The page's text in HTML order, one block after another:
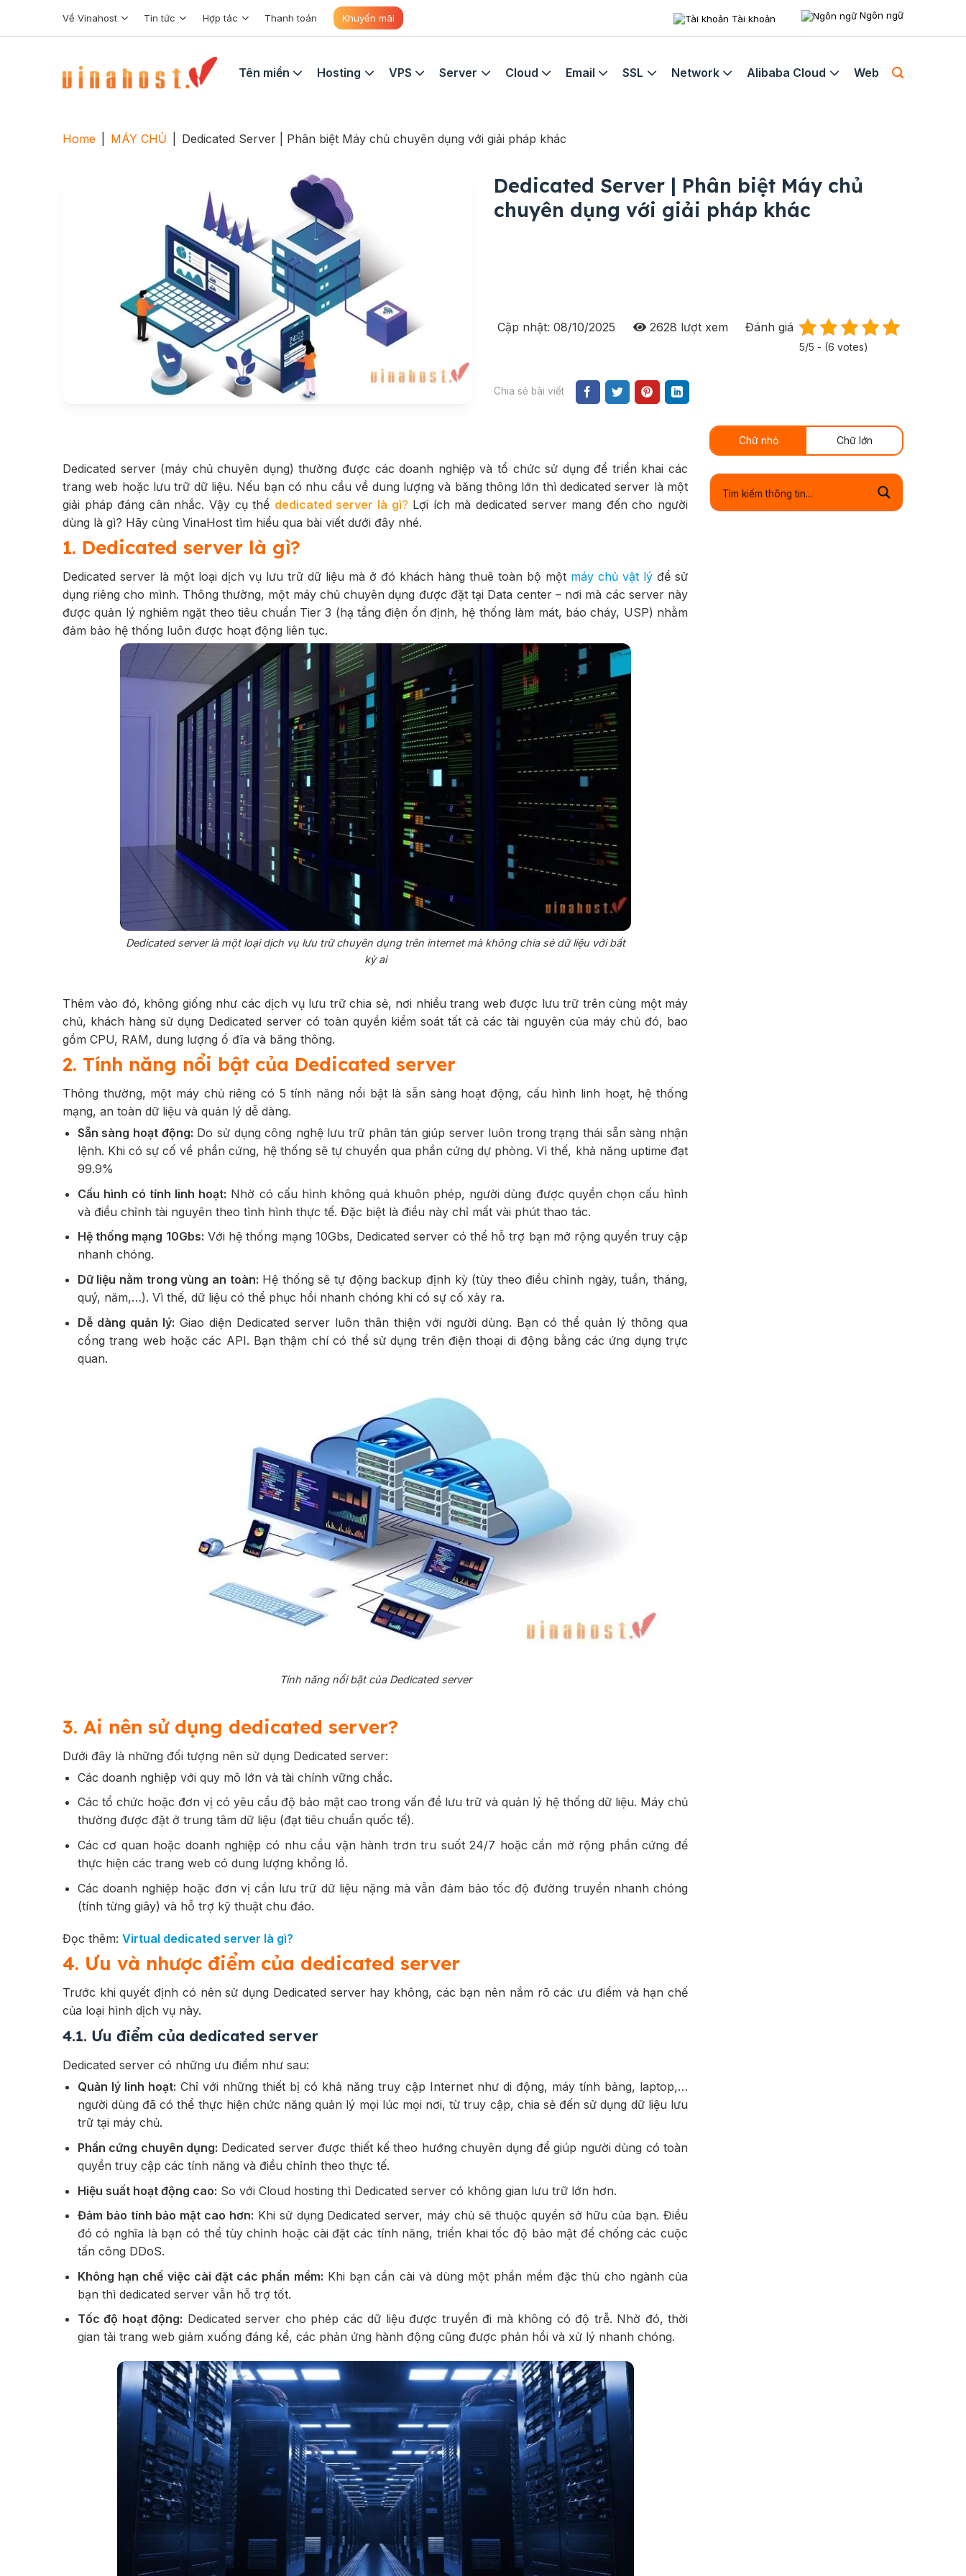
Về Vinahost Tin tức Hợp tác Thanh toán Khuyến mãi Tài khoản Ngôn ngữ
Tên miền Hosting VPS Server Cloud Email SSL Network Alibaba Cloud Web
Home MÁY CHỦ Dedicated Server | Phân biệt Máy chủ chuyên dụng với giải pháp khác
Dedicated Server | Phân biệt Máy chủ
chuyên dụng với giải pháp khác
Cập nhật: 08/10/2025 2628 lượt xem Đánh giá
5/5 - (6 votes)
Chia sẻ bài viết
Dedicated server (máy chủ chuyên dụng) thường được các doanh nghiệp và tổ chức sử dụng để triển khai các
trang web hoặc lưu trữ dữ liệu. Nếu bạn có nhu cầu về dung lượng và băng thông lớn thì dedicated server là một
giải pháp đáng cân nhắc. Vậy cụ thể dedicated server là gì? Lợi ích mà dedicated server mang đến cho người
dùng là gì? Hãy cùng VinaHost tìm hiểu qua bài viết dưới đây nhé.
1. Dedicated server là gì?
Dedicated server là một loại dịch vụ lưu trữ dữ liệu mà ở đó khách hàng thuê toàn bộ một máy chủ vật lý để sử
dụng riêng cho mình. Thông thường, một máy chủ chuyên dụng được đặt tại Data center – nơi mà các server này
được quản lý nghiêm ngặt theo tiêu chuẩn Tier 3 (hạ tầng điện ổn định, hệ thống làm mát, báo cháy, USP) nhằm
đảm bảo hệ thống luôn được hoạt động liên tục.
Dedicated server là một loại dịch vụ lưu trữ chuyên dụng trên internet mà không chia sẻ dữ liệu với bất
kỳ ai
Thêm vào đó, không giống như các dịch vụ lưu trữ chia sẻ, nơi nhiều trang web được lưu trữ trên cùng một máy
chủ, khách hàng sử dụng Dedicated server có toàn quyền kiểm soát tất cả các tài nguyên của máy chủ đó, bao
gồm CPU, RAM, dung lượng ổ đĩa và băng thông.
2. Tính năng nổi bật của Dedicated server
Thông thường, một máy chủ riêng có 5 tính năng nổi bật là sẵn sàng hoạt động, cấu hình linh hoạt, hệ thống
mạng, an toàn dữ liệu và quản lý dễ dàng.
Sẵn sàng hoạt động: Do sử dụng công nghệ lưu trữ phân tán giúp server luôn trong trạng thái sẵn sàng nhận
lệnh. Khi có sự cố về phần cứng, hệ thống sẽ tự chuyển qua phần cứng dự phòng. Vì thế, khả năng uptime đạt
99.9%
Cấu hình có tính linh hoạt: Nhờ có cấu hình không quá khuôn phép, người dùng được quyền chọn cấu hình
và điều chỉnh tài nguyên theo tình hình thực tế. Đặc biệt là điều này chỉ mất vài phút thao tác.
Hệ thống mạng 10Gbs: Với hệ thống mạng 10Gbs, Dedicated server có thể hỗ trợ bạn mở rộng quyền truy cập
nhanh chóng.
Dữ liệu nằm trong vùng an toàn: Hệ thống sẽ tự động backup định kỳ (tùy theo điều chỉnh ngày, tuần, tháng,
quý, năm,…). Vì thế, dữ liệu có thể phục hồi nhanh chóng khi có sự cố xảy ra.
Dễ dàng quản lý: Giao diện Dedicated server luôn thân thiện với người dùng. Bạn có thể quản lý thông qua
cổng trang web hoặc các API. Bạn thậm chí có thể sử dụng trên điện thoại di động bằng các ứng dụng trực
quan.
Tính năng nổi bật của Dedicated server
3. Ai nên sử dụng dedicated server?
Dưới đây là những đối tượng nên sử dụng Dedicated server:
Các doanh nghiệp với quy mô lớn và tài chính vững chắc.
Các tổ chức hoặc đơn vị có yêu cầu độ bảo mật cao trong vấn đề lưu trữ và quản lý hệ thống dữ liệu. Máy chủ
thường được đặt ở trung tâm dữ liệu (đạt tiêu chuẩn quốc tế).
Các cơ quan hoặc doanh nghiệp có nhu cầu vận hành trơn tru suốt 24/7 hoặc cần mở rộng phần cứng để
thực hiện các trang web có dung lượng khổng lồ.
Các doanh nghiệp hoặc đơn vị cần lưu trữ dữ liệu nặng mà vẫn đảm bảo tốc độ đường truyền nhanh chóng
(tính từng giây) và hỗ trợ kỹ thuật chu đáo.
Đọc thêm: Virtual dedicated server là gì?
4. Ưu và nhược điểm của dedicated server
Trước khi quyết định có nên sử dụng Dedicated server hay không, các bạn nên nắm rõ các ưu điểm và hạn chế
của loại hình dịch vụ này.
4.1. Ưu điểm của dedicated server
Dedicated server có những ưu điểm như sau:
Quản lý linh hoạt: Chỉ với những thiết bị có khả năng truy cập Internet như di động, máy tính bảng, laptop,…
người dùng đã có thể thực hiện chức năng quản lý mọi lúc mọi nơi, từ truy cập, chia sẻ đến sử dụng dữ liệu lưu
trữ tại máy chủ.
Phần cứng chuyên dụng: Dedicated server được thiết kế theo hướng chuyên dụng để giúp người dùng có toàn
quyền truy cập các tính năng và điều chỉnh theo thực tế.
Hiệu suất hoạt động cao: So với Cloud hosting thì Dedicated server có không gian lưu trữ lớn hơn.
Đảm bảo tính bảo mật cao hơn: Khi sử dụng Dedicated server, máy chủ sẽ thuộc quyền sở hữu của bạn. Điều
đó có nghĩa là bạn có thể tùy chỉnh hoặc cài đặt các tính năng, triển khai tốc độ bảo mật để chống các cuộc
tấn công DDoS.
Không hạn chế việc cài đặt các phần mềm: Khi bạn cần cài và dùng một phần mềm đặc thù cho ngành của
bạn thì dedicated server vẫn hỗ trợ tốt.
Tốc độ hoạt động: Dedicated server cho phép các dữ liệu được truyền đi mà không có độ trễ. Nhờ đó, thời
gian tải trang web giảm xuống đáng kể, các phản ứng hành động cũng được phản hồi và xử lý nhanh chóng.
Chữ nhỏ Chữ lớn